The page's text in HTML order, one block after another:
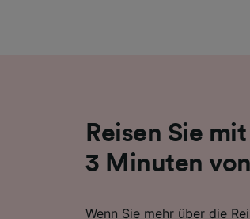
Reisen Sie
3 Minuten
Wenn Sie mehr über die